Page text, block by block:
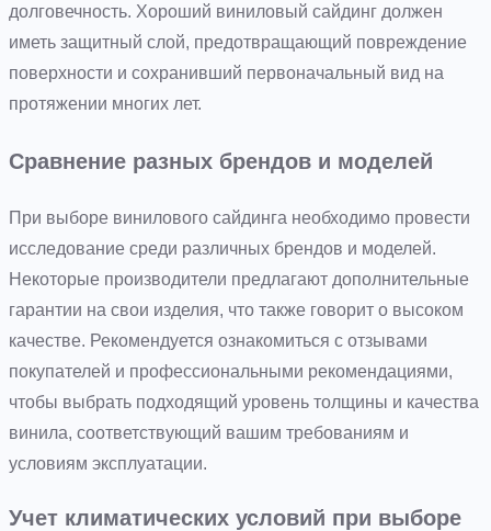
долговечность. Хороший виниловый сайдинг должен
иметь защитный слой, предотвращающий повреждение
поверхности и сохранивший первоначальный вид на
протяжении многих лет.
Сравнение разных брендов и моделей
При выборе винилового сайдинга необходимо провести
исследование среди различных брендов и моделей.
Некоторые производители предлагают дополнительные
гарантии на свои изделия, что также говорит о высоком
качестве. Рекомендуется ознакомиться с отзывами
покупателей и профессиональными рекомендациями,
чтобы выбрать подходящий уровень толщины и качества
винила, соответствующий вашим требованиям и
условиям эксплуатации.
Учет климатических условий при выборе